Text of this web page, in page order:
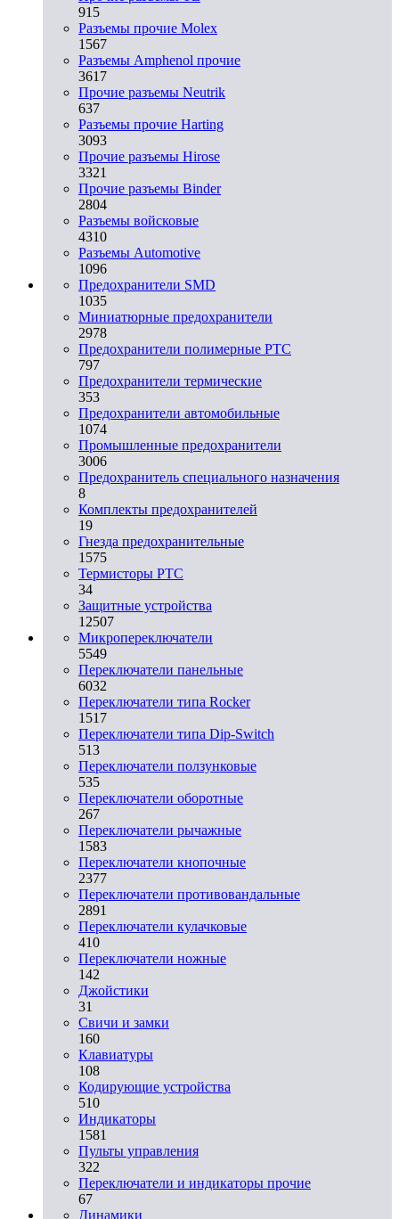
915
Разъемы прочие Molex
1567
Разъемы Amphenol прочие
3617
Прочие разъемы Neutrik
637
Разъемы прочие Harting
3093
Прочие разъемы Hirose
3321
Прочие разъемы Binder
2804
Разъемы войсковые
4310
Разъeмы Automotive
1096
Предохранители SMD
1035
Миниатюрные предохранители
2978
Предохранители полимерные PTC
797
Предохранители термические
353
Предохранители автомобильные
1074
Промышленные предохранители
3006
Предохранитель специального назначения
8
Комплекты предохранителей
19
Гнезда предохранительные
1575
Термисторы PTC
34
Защитные устройства
12507
Микропереключатели
5549
Переключатели панельные
6032
Переключатели типа Rocker
1517
Переключатели типа Dip-Switch
513
Переключатели ползунковые
535
Переключатели оборотные
267
Переключатели рычажные
1583
Переключатели кнопочные
2377
Переключатели противовандальные
2891
Переключатели кулачковые
410
Переключатели ножные
142
Джойстики
31
Свичи и замки
160
Клавиатуры
108
Кодирующие устройства
510
Индикаторы
1581
Пульты управления
322
Переключатели и индикаторы прочие
67
Динамики